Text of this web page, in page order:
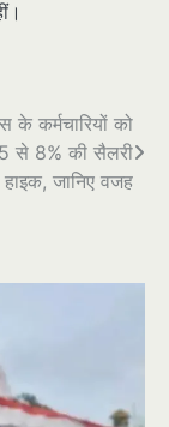
के कर्मचारियों को
5 से 8% की सैलरी
हाइक, जानिए वजह